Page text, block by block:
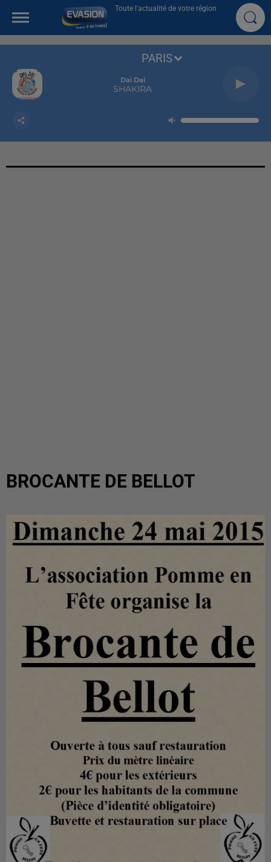
Toute l'actualité de votre région
Dai Dai
SHAKIRA
PARIS
BROCANTE DE BELLOT